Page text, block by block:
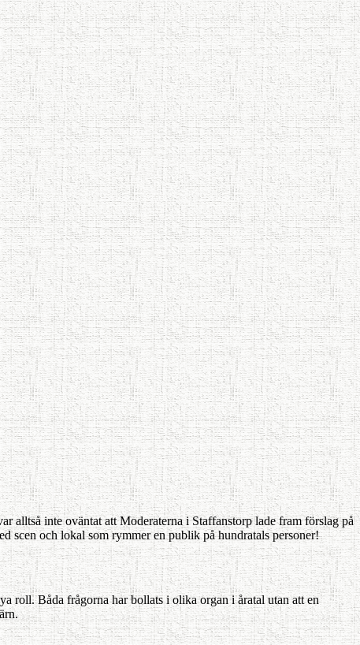
alltså inte oväntat att Moderaterna i Staffanstorp lade fram förslag på
scen och lokal som rymmer en publik på hundratals personer!
roll. Båda frågorna har bollats i olika organ i åratal utan att en